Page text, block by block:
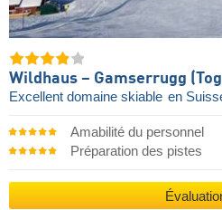
Wildhaus – Gamserrugg
Excellent domaine skiable en
Amabilité du personnel
Préparation des pistes